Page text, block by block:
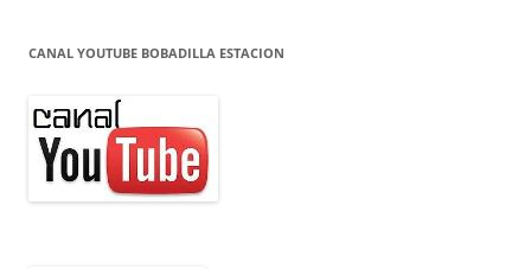
CANAL YOUTUBE BOBADILLA ESTACION